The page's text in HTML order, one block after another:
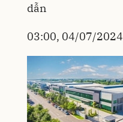
dẫn
03:00, 04/07/2024